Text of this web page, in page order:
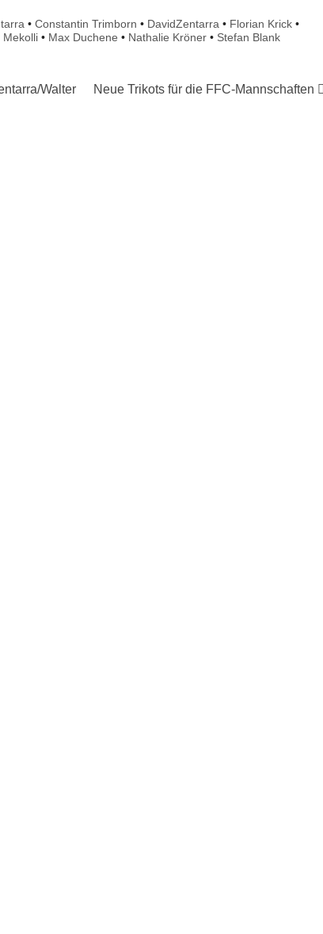
•Constantin Trimborn • DavidZentarra • Florian Krick •
Mekolli • Max Duchene • Nathalie Kröner • Stefan Blank
Walter Neue Trikots für die FFC-Mannschaften